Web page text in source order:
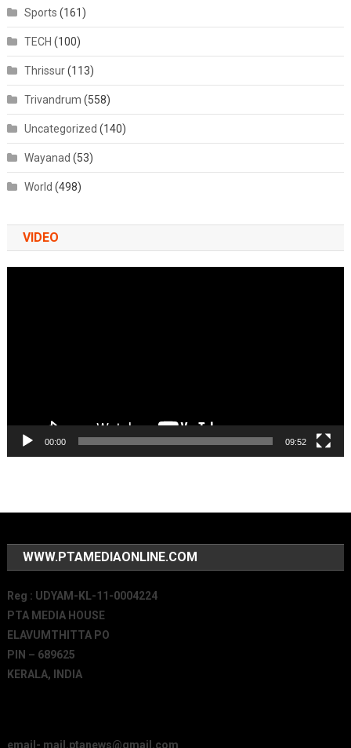
Sports (161)
TECH (100)
Thrissur(113)
Trivandrum (558)
Uncategorized (140)
Wayanad (53)
World (498)
VIDEO
00:00 09:52
WWW.PTAMEDIAONLINE.COM
Reg : UDYAM-KL-11-0004224
PTA MEDIA HOUSE
ELAVUMTHITTA PO
PIN – 689625
KERALA, INDIA
email- mail.ptanews@gmail.com